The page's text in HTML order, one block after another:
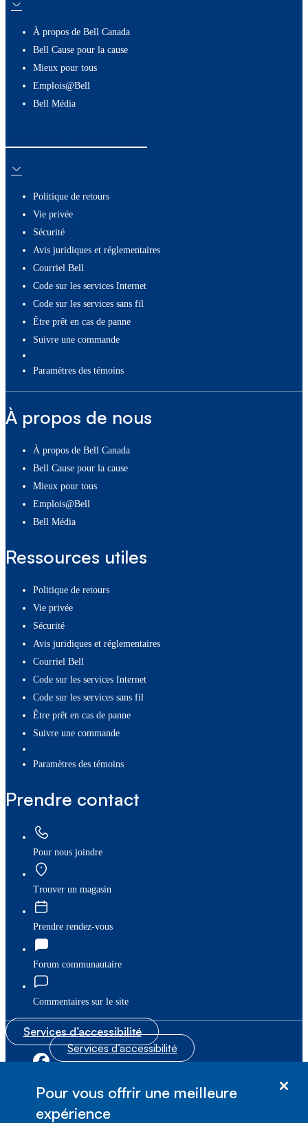
À propos de Bell Canada
Bell Cause pour la cause
Mieux pour tous
Emplois@Bell
Bell Média
Politique de retours
Vie privée
Sécurité
Avis juridiques et réglementaires
Courriel Bell
Code sur les services Internet
Code sur les services sans fil
Être prêt en cas de panne
Suivre une commande
paramètres des témoins
À propos de nous
À propos de Bell Canada
Bell Cause pour la cause
Mieux pour tous
Emplois@Bell
Bell Média
Ressources utiles
Politique de retours
Vie privée
Sécurité
Avis juridiques et réglementaires
Courriel Bell
Code sur les services Internet
Code sur les services sans fil
Être prêt en cas de panne
Suivre une commande
paramètres des témoins
Prendre contact
Pour nous joindre
Trouver un magasin
Prendre rendez-vous
Forum communautaire
Commentaires sur le site
Services d’accessibilité
Services d’accessibilité
Pour vous offrir une meilleure
expérience